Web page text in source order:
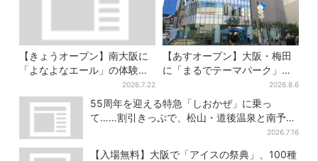
【きょうオープン】南大阪に
「よなよなエール」の体験型
ブルワリー、できたてビール
の試飲や醸造所見学も
2026.7.22
【あすオープン】大阪・梅田
に「まるでテーマパーク」な
巨大スポーツ店、461ブラン
ド集結！ 6フロアをまとめて
紹介
2026.8.6
55周年を迎える特急「しおかぜ」に乗っ
て……割引きっぷで、松山・道後温泉と南予を
2026.7.16
【入場無料】大阪で「アイスの祭典」、100種